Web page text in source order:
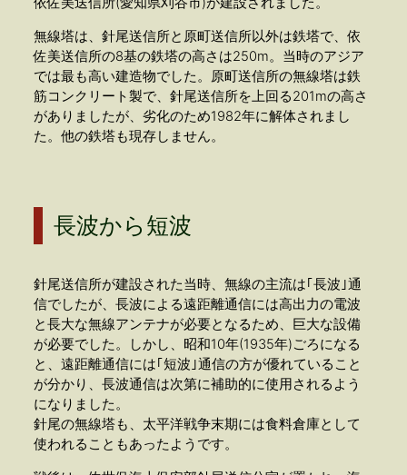
無線塔は、針尾送信所と原町送信所以外は鉄塔で、依
佐美送信所の8基の鉄塔の高さは250m。当時のアジア
では最も高い建造物でした。原町送信所の無線塔は鉄
筋コンクリート製で、針尾送信所を上回る201mの高さ
がありましたが、劣化のため1982年に解体されまし
た。他の鉄塔も現存しません。
長波から短波
針尾送信所が建設された当時、無線の主流は｢長波｣通
信でしたが、長波による遠距離通信には高出力の電波
と長大な無線アンテナが必要となるため、巨大な設備
が必要でした。しかし、昭和10年(1935年)ごろになる
と、遠距離通信には｢短波｣通信の方が優れていること
が分かり、長波通信は次第に補助的に使用されるよう
になりました。
針尾の無線塔も、太平洋戦争末期には食料倉庫として
使われることもあったようです。